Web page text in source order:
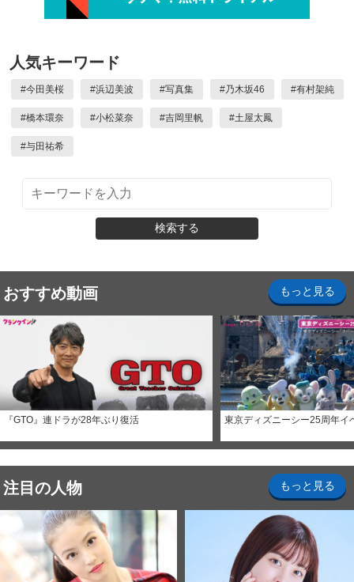
人気キーワード
#今田美桜 #浜辺美波 #写真集 #乃木坂46 #有村架純
#橋本環奈 #小松菜奈 #吉岡里帆 #土屋太鳳
#与田祐希
検索する
おすすめ動画 もっと見る
『GTO』連ドラが28年ぶり復活 東京ディズニーシー25周年イ
注目の人物 もっと見る